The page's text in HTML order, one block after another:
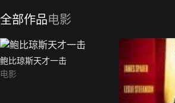
全部作品电影
鲍比琼斯天才一击
电影